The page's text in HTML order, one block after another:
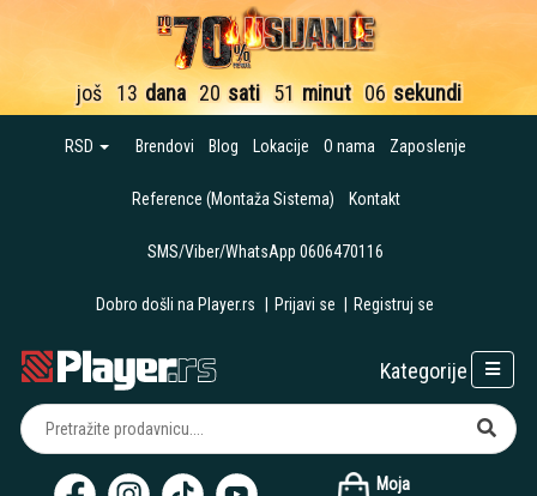
još 13 dana 20 sati 51 minut 06 sekundi
RSD Brendovi Blog Lokacije O nama Zaposlenje
Reference (Montaža Sistema) Kontakt
SMS/Viber/WhatsApp 0606470116
Dobro došli na Player.rs Prijavi se Registruj se
Moja
Kategorije